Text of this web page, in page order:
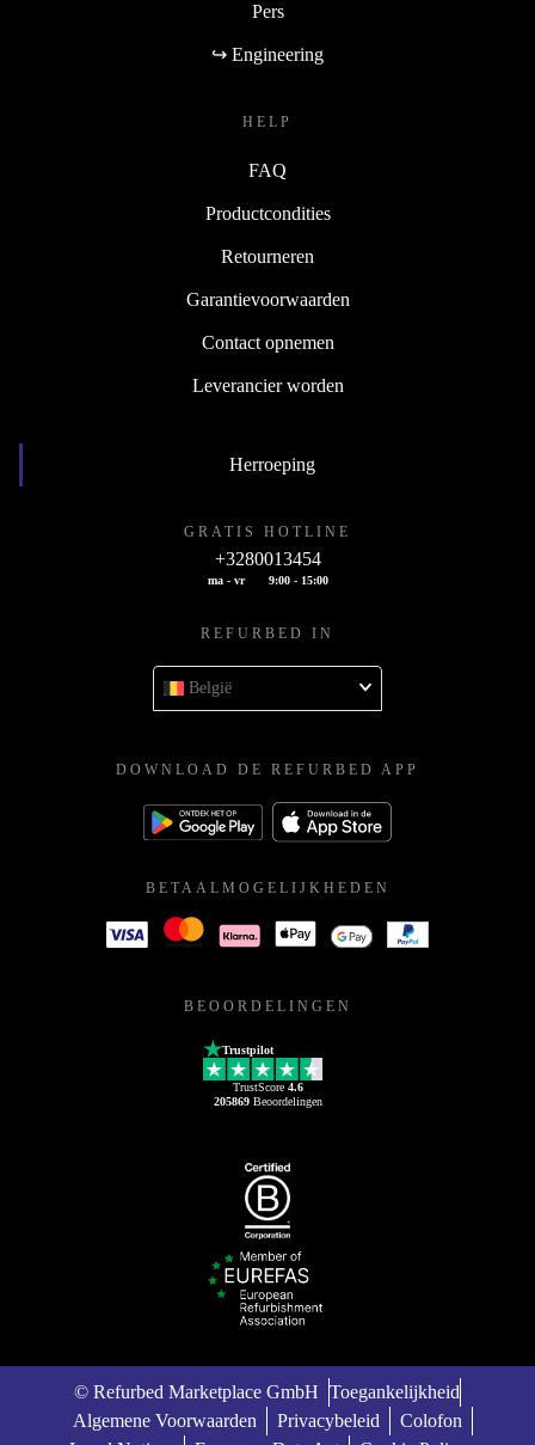
Pers
↪ Engineering
HELP
FAQ
Productcondities
Retourneren
Garantievoorwaarden
Contact opnemen
Leverancier worden
Herroeping
GRATIS HOTLINE
+3280013454
ma - vr 9:00 - 15:00
REFURBED IN
België
DOWNLOAD DE REFURBED APP
BETAALMOGELIJKHEDEN
BEOORDELINGEN
Trustpilot
TrustScore 4.6
205869Beoordelingen
© Refurbed Marketplace GmbH Toegankelijkheid
Algemene Voorwaarden
Privacybeleid
Colofon